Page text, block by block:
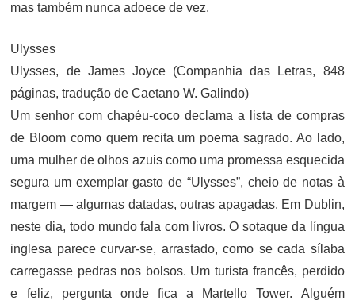
mas também nunca adoece de vez.
Ulysses
Ulysses, de James Joyce (Companhia das Letras, 848
páginas, tradução de Caetano W. Galindo)
Um senhor com chapéu-coco declama a lista de compras
de Bloom como quem recita um poema sagrado. Ao lado,
uma mulher de olhos azuis como uma promessa esquecida
segura um exemplar gasto de “Ulysses”, cheio de notas à
margem — algumas datadas, outras apagadas. Em Dublin,
neste dia, todo mundo fala com livros. O sotaque da língua
inglesa parece curvar-se, arrastado, como se cada sílaba
carregasse pedras nos bolsos. Um turista francês, perdido
e feliz, pergunta onde fica a Martello Tower. Alguém